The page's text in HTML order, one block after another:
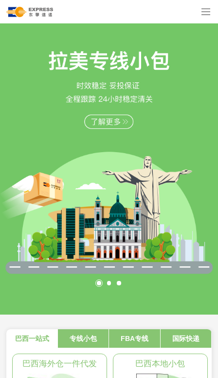
巴西一站式 专线小包 FBA专线 国际快递
巴西海外仓一件代发 巴西本地小包